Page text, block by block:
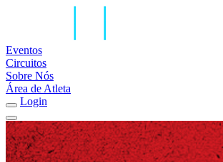
Eventos
Circuitos
Sobre Nós
Área de Atleta
Login